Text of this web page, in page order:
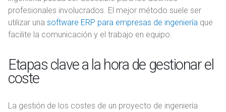
profesionales involucrados. El mejor método suele ser
utilizar una software ERP para empresas de ingeniería que
facilite la comunicación y el trabajo en equipo.
Etapas clave a la hora de gestionar el
coste
La gestión de los costes de un proyecto de ingeniería